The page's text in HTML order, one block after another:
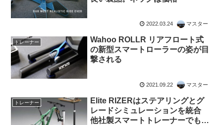
2022.03.24 マスター
トレーナー
Wahoo ROLLR リアフロート式
の新型スマートローラーの姿が目
撃される
2021.09.22 マスター
トレーナー
Elite RIZERはステアリングとグ
レードシミュレーションを統合
他社製スマートトレーナーでも使